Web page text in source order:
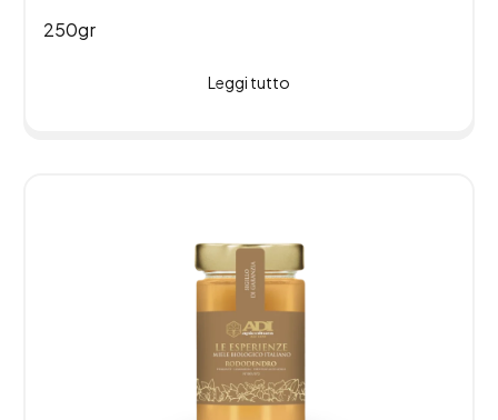
250gr
Leggi tutto